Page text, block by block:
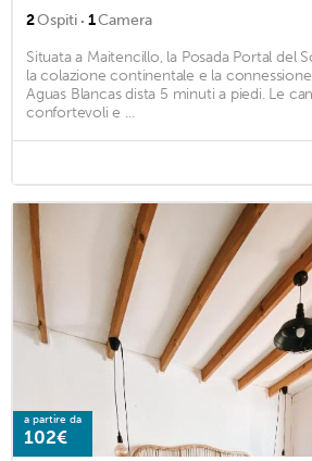
2Ospiti · 1Camera
Situata a Maitencillo, la Posada Portal del
la colazione continentale e la connessione
Aguas Blancas dista 5 minuti a piedi. Le
confortevoli e ...
a partire da
102€